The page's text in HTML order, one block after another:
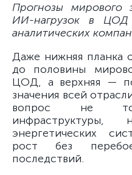
Прогнозы мирового
ИИ-нагрузок в
аналитических
Даже нижняя планка
до половины
ЦОД, а верхняя —
значения всей
вопрос не
энергетических
рост без
последствий.